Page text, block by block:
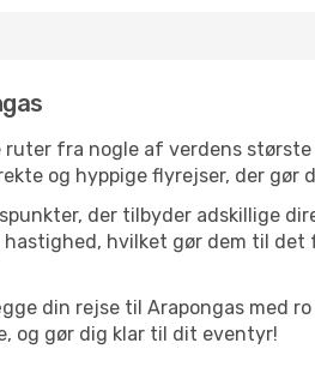
fra nogle af verdens
og hyppige flyrejser, der gør
der tilbyder adskillige
hvilket gør dem til
din rejse til Arapongas med
og gør dig klar til dit eventyr!